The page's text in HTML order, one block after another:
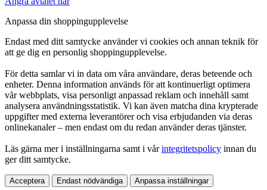
Anpassa din shoppingupplevelse
Endast med ditt samtycke använder vi cookies och annan teknik för
att ge dig en personlig shoppingupplevelse.
För detta samlar vi in data om våra användare, deras beteende och
enheter. Denna information används för att kontinuerligt optimera
vår webbplats, visa personligt anpassad reklam och innehåll samt
analysera användningsstatistik. Vi kan även matcha dina krypterade
uppgifter med externa leverantörer och visa erbjudanden via deras
onlinekanaler – men endast om du redan använder deras tjänster.
Läs gärna mer i inställningarna samt i vårintegritetspolicy innan du
ger ditt samtycke.
Acceptera Endast nödvändiga Anpassa inställningar